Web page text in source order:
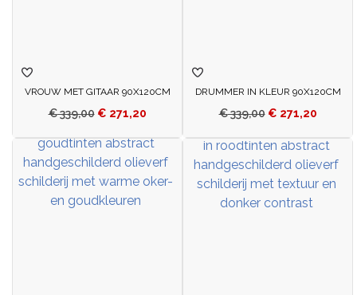
VROUW MET GITAAR 90X120CM
€339,00 € 271,20
DRUMMER IN KLEUR 90X120CM
€339,00 € 271,20